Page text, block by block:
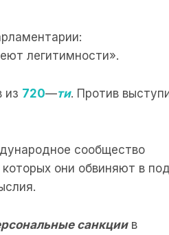
легитимности».
из 720—ти. Против
сообщество
которых они обвиняют в
санкциив